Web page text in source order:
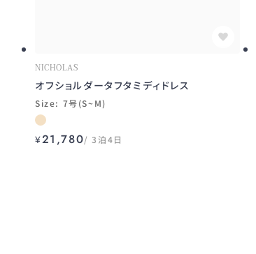
NICHOLAS
オフショルダータフタミディドレス
Size: 7号(S~M)
¥21,780 3泊4日